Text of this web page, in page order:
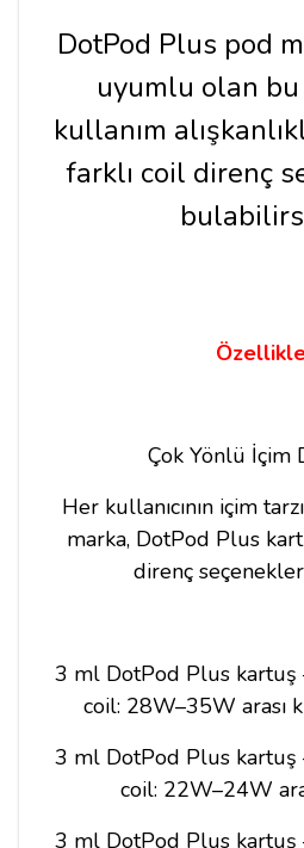
DotPod Plus pod
uyumlu olan
kullanım
farklı coil direnç
Çok Yönlü İçim
Her kullanıcının içim
marka, DotPod Plus
direnç
3 ml DotPod Plus kartuş
coil: 28W–35W arası
3 ml DotPod Plus kartuş
coil: 22W–24W
3 ml DotPod Plus kartuş